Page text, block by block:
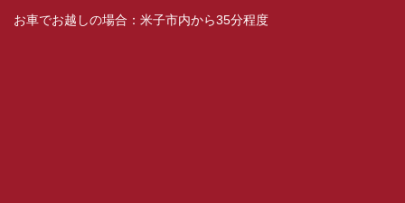
お車でお越しの場合：米子市内から35分程度